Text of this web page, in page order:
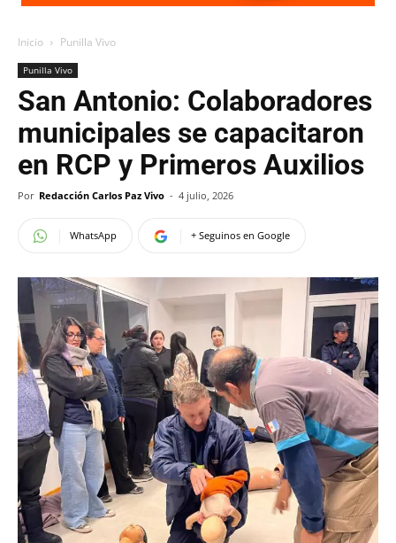
Inicio Punilla Vivo
Punilla Vivo
San Antonio: Colaboradores
municipales se capacitaron
en RCP y Primeros Auxilios
Por Redacción Carlos Paz Vivo - 4 julio, 2026
WhatsApp + Seguinos en Google